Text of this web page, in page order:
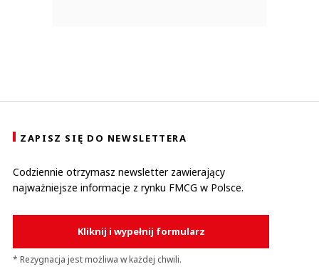
ZAPISZ SIĘ DO NEWSLETTERA
Codziennie otrzymasz newsletter zawierający
najważniejsze informacje z rynku FMCG w Polsce.
Kliknij i wypełnij formularz
* Rezygnacja jest możliwa w każdej chwili.